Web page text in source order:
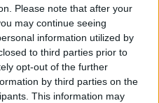
Please note that after your
may continue seeing
information utilized by
to third parties prior to
opt-out of the further
by third parties on the
This information may